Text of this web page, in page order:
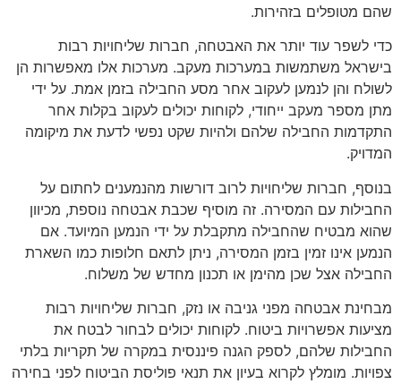
שהם מטופלים בזהירות.
כדי לשפר עוד יותר את האבטחה, חברות שליחויות רבות
בישראל משתמשות במערכות מעקב. מערכות אלו מאפשרות הן
לשולח והן לנמען לעקוב אחר מסע החבילה בזמן אמת. על ידי
מתן מספר מעקב ייחודי, לקוחות יכולים לעקוב בקלות אחר
התקדמות החבילה שלהם ולהיות שקט נפשי לדעת את מיקומה
המדויק.
בנוסף, חברות שליחויות לרוב דורשות מהנמענים לחתום על
החבילות עם המסירה. זה מוסיף שכבת אבטחה נוספת, מכיוון
שהוא מבטיח שהחבילה מתקבלת על ידי הנמען המיועד. אם
הנמען אינו זמין בזמן המסירה, ניתן לתאם חלופות כמו השארת
החבילה אצל שכן מהימן או תכנון מחדש של משלוח.
מבחינת אבטחה מפני גניבה או נזק, חברות שליחויות רבות
מציעות אפשרויות ביטוח. לקוחות יכולים לבחור לבטח את
החבילות שלהם, לספק הגנה פיננסית במקרה של תקריות בלתי
צפויות. מומלץ לקרוא בעיון את תנאי פוליסת הביטוח לפני בחירה